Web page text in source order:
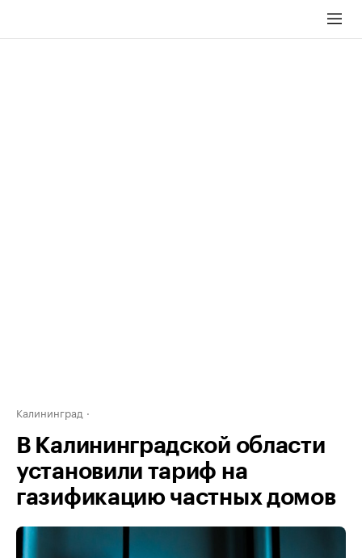
Калининград
В Калининградской области
установили тариф на
газификацию частных домов